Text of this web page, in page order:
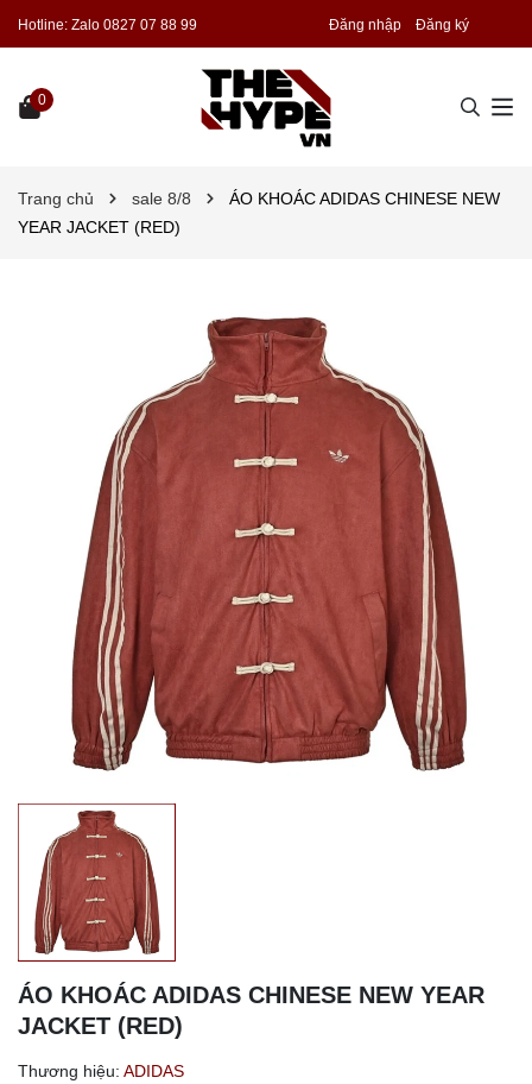
Hotline: Zalo 0827 07 88 99 Đăng nhập Đăng ký
0
Trang chủ sale 8/8
ÁO KHOÁC ADIDAS CHINESE NEW
YEAR JACKET (RED)
ÁO KHOÁC ADIDAS CHINESE NEW YEAR
JACKET (RED)
Thương hiệu: ADIDAS